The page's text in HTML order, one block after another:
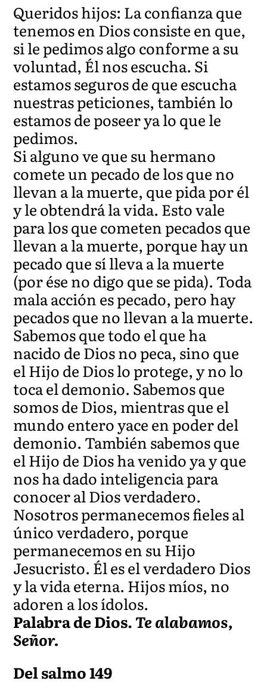
Queridos hijos: La confianza que
tenemos en Dios consiste en que,
si le pedimos algo conforme a su
voluntad, Él nos escucha. Si
estamos seguros de que escucha
nuestras peticiones, también lo
estamos de poseer ya lo que le
pedimos.
Si alguno ve que su hermano
comete un pecado de los que no
llevan a la muerte, que pida por él
y le obtendrá la vida. Esto vale
para los que cometen pecados que
llevan a la muerte, porque hay un
pecado que sí lleva a la muerte
(por ése no digo que se pida). Toda
mala acción es pecado, pero hay
pecados que no llevan a la muerte.
Sabemos que todo el que ha
nacido de Dios no peca, sino que
el Hijo de Dios lo protege, y no lo
toca el demonio. Sabemos que
somos de Dios, mientras que el
mundo entero yace en poder del
demonio. También sabemos que
el Hijo de Dios ha venido ya y que
nos ha dado inteligencia para
conocer al Dios verdadero.
Nosotros permanecemos fieles al
único verdadero, porque
permanecemos en su Hijo
Jesucristo. Él es el verdadero Dios
y la vida eterna. Hijos míos, no
adoren a los ídolos.
Palabra de Dios.Te alabamos,
Señor.
Del salmo 149